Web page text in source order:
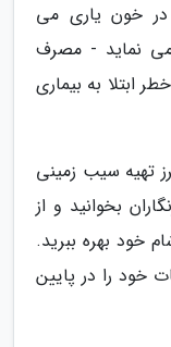
خون یاری می
نماید - مصرف
خطر ابتلا به بیماری
تهیه سیب زمینی
بخوانید و از
خود بهره ببرید.
خود را در پایین